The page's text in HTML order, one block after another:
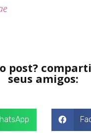
post?
seus amigos: